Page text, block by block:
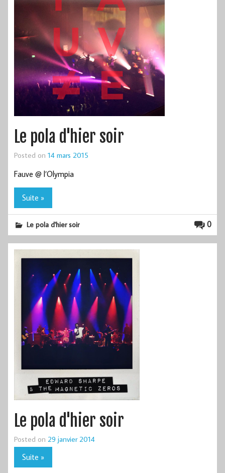
Le pola d'hier soir
Posted on 14 mars 2015
Fauve @ l’Olympia
Suite »
0
Le pola d'hier soir
Le pola d'hier soir
Posted on 29 janvier 2014
Suite »